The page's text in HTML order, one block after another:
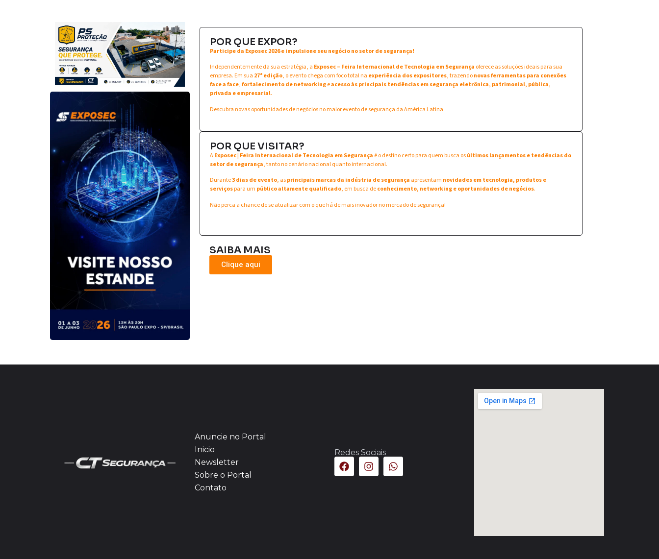
POR QUE EXPOR?
Participe da Exposec 2026 e impulsione seu negócio no setor de segurança!
Independentemente da sua estratégia, a Exposec – Feira Internacional de Tecnologia em Segurança oferece as soluções ideais para sua
empresa. Em sua 27ª edição, o evento chega com foco total na experiência dos expositores, trazendonovas ferramentas para conexões
face a face,fortalecimento de networkingeacesso às principais tendências em segurança eletrônica, patrimonial, pública,
privada e empresarial.
Descubra novas oportunidades de negócios no maior evento de segurança da América Latina.
POR QUE VISITAR?
AExposec | Feira Internacional de Tecnologia em Segurança é o destino certo para quem busca osúltimos lançamentos e tendências do
setor de segurança, tanto no cenário nacional quanto internacional.
Durante3 dias de evento, asprincipais marcas da indústria de segurança apresentam novidades em tecnologia, produtos e
serviçospara um público altamente qualificado, em busca deconhecimento, networking e oportunidades de negócios.
Não perca a chance de se atualizar com o que há de mais inovador no mercado de segurança!
SAIBA MAIS
Clique aqui
Anuncie no Portal
Inicio
Newsletter
Sobre o Portal
Contato
Redes Sociais